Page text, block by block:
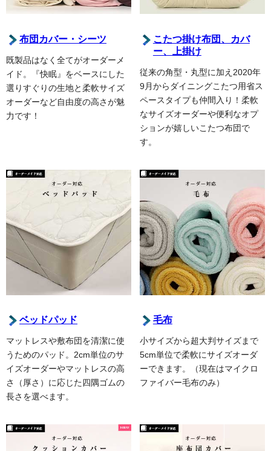
布団カバー・シーツ
既製品はなく全てがオーダーメ
イド。『快眠』をベースにした
選りすぐりの生地と柔軟サイズ
オーダーなど自由度の高さが魅
力です！
こたつ掛け布団、カバ
ー、上掛け
従来の角型・丸型に加え2020年
9月からダイニングこたつ用省ス
ペースタイプも仲間入り！柔軟
なサイズオーダーや便利なオプ
ションが嬉しいこたつ布団で
す。
ベッドパッド
マットレスや敷布団を清潔に使
うためのパッド。2cm単位のサ
イズオーダーやマットレスの高
さ（厚さ）に応じた四隅ゴムの
長さを選べます。
毛布
小サイズから超大判サイズまで
5cm単位で柔軟にサイズオーダ
ーできます。（現在はマイクロ
ファイバー毛布のみ）